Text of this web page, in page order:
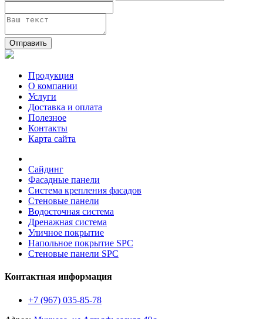
Отправить
Продукция
О компании
Услуги
Доставка и оплата
Полезное
Контакты
Карта сайта
Сайдинг
Фасадные панели
Система крепления фасадов
Стеновые панели
Водосточная система
Дренажная система
Уличное покрытие
Напольное покрытие SPC
Стеновые панели SPC
Контактная информация
+7 (967) 035-85-78